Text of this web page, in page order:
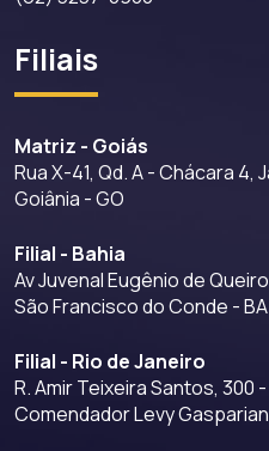
Filiais
Matriz - Goiás
Rua X-41, Qd. A - Chácara 4,
Goiânia - GO
Filial - Bahia
Av Juvenal Eugênio de
São Francisco do Conde - BA
Filial - Rio de Janeiro
R. Amir Teixeira Santos, 300
Comendador Levy